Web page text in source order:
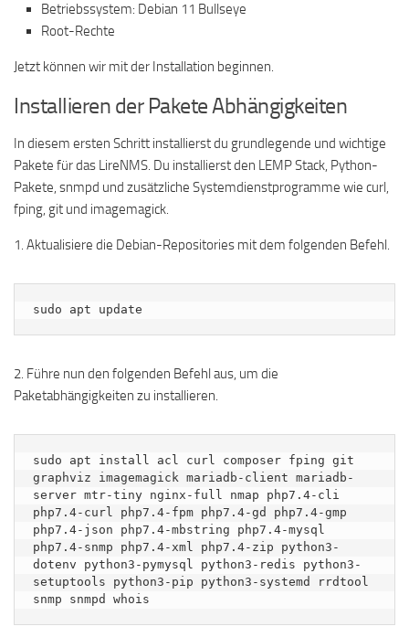
Betriebssystem: Debian 11 Bullseye
Root-Rechte
Jetzt können wir mit der Installation beginnen.
Installieren der Pakete Abhängigkeiten
In diesem ersten Schritt installierst du grundlegende und wichtige
Pakete für das LireNMS. Du installierst den LEMP Stack, Python-
Pakete, snmpd und zusätzliche Systemdienstprogramme wie curl,
fping, git und imagemagick.
1. Aktualisiere die Debian-Repositories mit dem folgenden Befehl.
sudo apt update
2. Führe nun den folgenden Befehl aus, um die
Paketabhängigkeiten zu installieren.
sudo apt install acl curl composer fping git
graphviz imagemagick mariadb-client mariadb-
server mtr-tiny nginx-full nmap php7.4-cli
php7.4-curl php7.4-fpm php7.4-gd php7.4-gmp
php7.4-json php7.4-mbstring php7.4-mysql
php7.4-snmp php7.4-xml php7.4-zip python3-
dotenv python3-pymysql python3-redis python3-
setuptools python3-pip python3-systemd rrdtool
snmp snmpd whois